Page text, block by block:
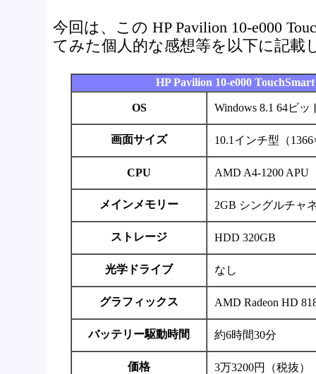
今回は、この HP Pavilion 10-e000
てみた個人的な感想等を以下に記載
HP Pavilion 10-e000
OS Windows 8.1 64ビッ
画面サイズ 10.1インチ型（
CPU AMD A4-1200 APU
メインメモリー 2GB シングルチャ
ストレージ HDD 320GB
光学ドライブ なし
グラフィックス AMD Radeon HD
バッテリー駆動時間 約6時間30分
価格 3万3200円（税抜）